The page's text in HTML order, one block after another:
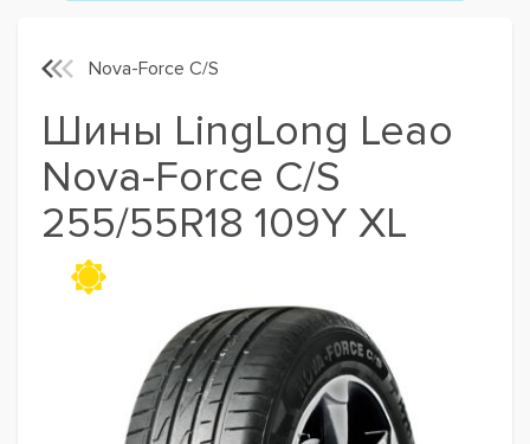
Nova-Force C/S
Шины LingLong Leao
Nova-Force C/S
255/55R18 109Y XL